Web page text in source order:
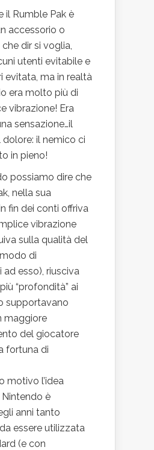
il Rumble Pak è
accessorio o
che dir si voglia,
utenti evitabile e
evitata, ma in realtà
era molto più di
vibrazione! Era
sensazione…il
il nemico ci
in pieno!
possiamo dire che
nella sua
fin dei conti offriva
vibrazione
sulla qualità del
di
ad esso), riusciva
“profondità” ai
supportavano
maggiore
del giocatore
fortuna di
motivo l’idea
è
anni tanto
essere utilizzata
(e con